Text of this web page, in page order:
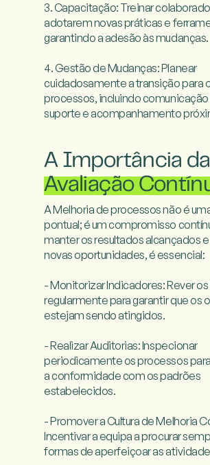
3. Capacitação: Treinar
adotarem novas práticas e
garantindo a adesão às mudanças.
4. Gestão de Mudanças: Planear
cuidadosamente a transição para
processos, incluindo comunicação
suporte e acompanhamento
A Importância da
Avaliação
A Melhoria de processos não é
pontual; é um compromisso
manter os resultados alcançados
novas oportunidades, é essencial:
- Monitorizar Indicadores: Rever os
regularmente para garantir que os
estejam sendo atingidos.
- Realizar Auditorias: Inspecionar
periodicamente os processos
a conformidade com os padrões
estabelecidos.
- Promover a Cultura de Melhoria
Incentivar a equipa a procurar
formas de aperfeiçoar as